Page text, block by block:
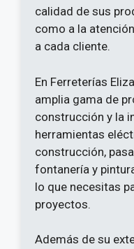
calidad de sus
como a la
a cada cliente.
En Ferreterías
amplia gama de
construcción y la
herramientas
construcción,
fontanería y
lo que necesitas
proyectos.
Además de su